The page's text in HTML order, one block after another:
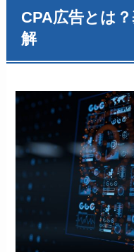
CPA広告とは
解